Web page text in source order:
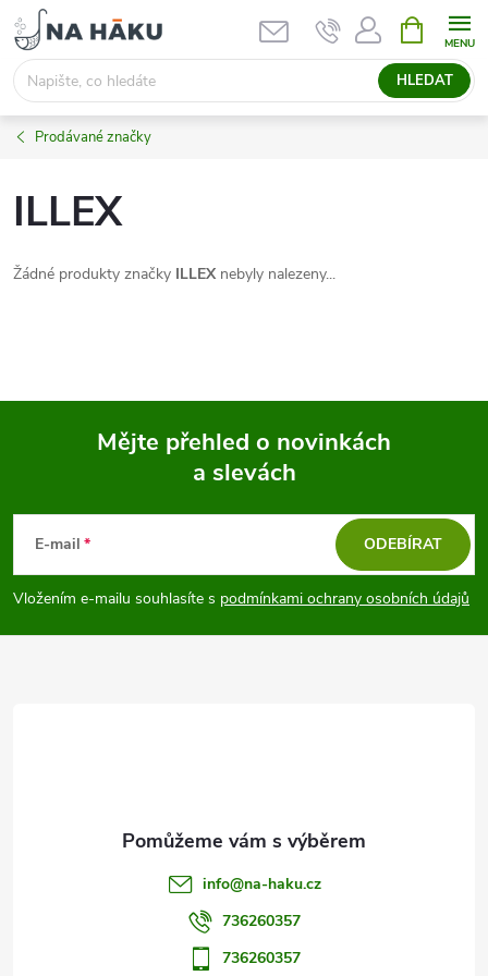
Přejít
na
obsah
HLEDAT
NÁKUPNÍ
KOŠÍK
Prodávané značky
ILLEX
Žádné produkty značky ILLEX nebyly nalezeny...
p
a
Mějte přehled o novinkách
a slevách
E-mail
Vložením e-mailu souhlasíte s podmínkami ochrany osobních údajů
ODEBÍRAT
info@na-haku.cz
736260357
736260357